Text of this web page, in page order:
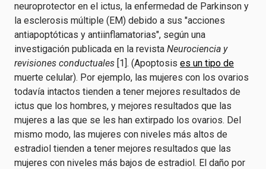
neuroprotector en el ictus, la enfermedad de Parkinson y
la esclerosis múltiple (EM) debido a sus "acciones
antiapoptóticas y antiinflamatorias", según una
investigación publicada en la revista Neurociencia y
revisiones conductuales [1]. (Apoptosis es un tipo de
muerte celular). Por ejemplo, las mujeres con los ovarios
todavía intactos tienden a tener mejores resultados de
ictus que los hombres, y mejores resultados que las
mujeres a las que se les han extirpado los ovarios. Del
mismo modo, las mujeres con niveles más altos de
estradiol tienden a tener mejores resultados que las
mujeres con niveles más bajos de estradiol. El daño por